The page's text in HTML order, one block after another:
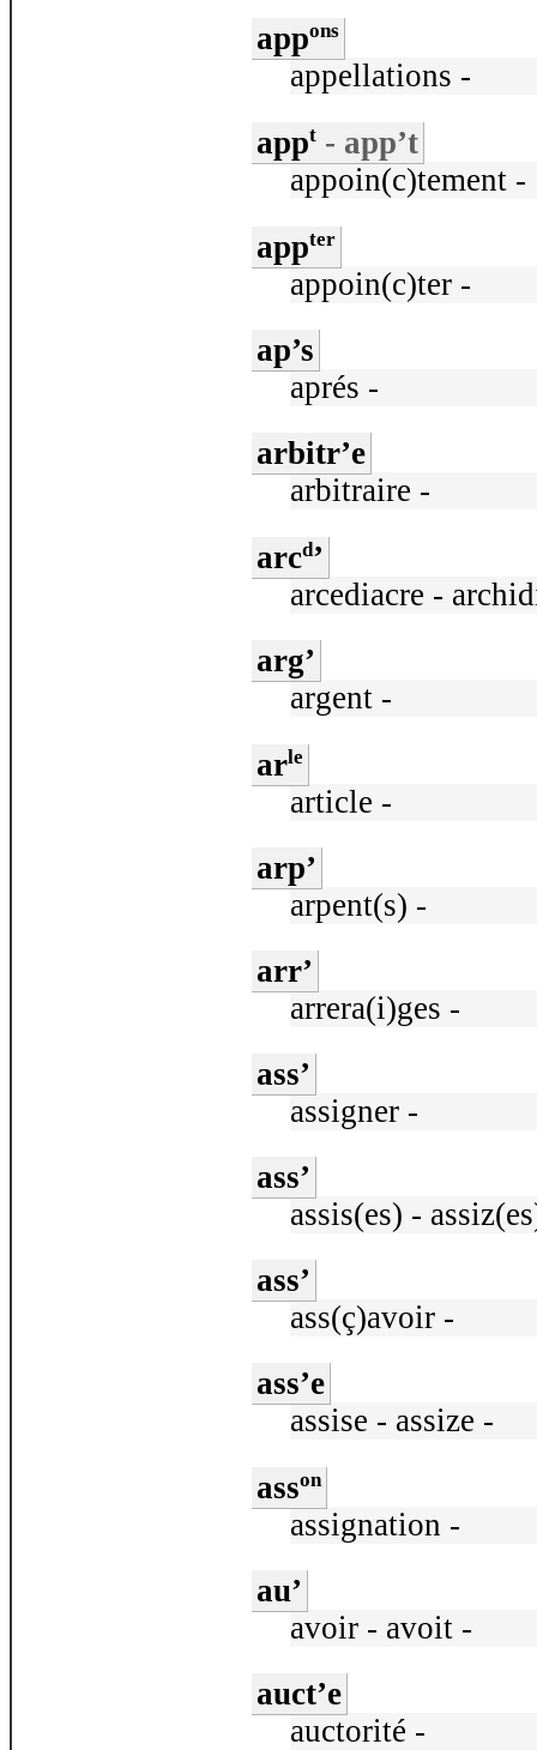
appons
appellations -
appt - app’t
appoin(c)tement -
appter
appoin(c)ter -
ap’s
aprés -
arbitr’e
arbitraire -
arcd’
arcediacre -
arg’
argent -
arle
article -
arp’
arpent(s) -
arr’
arrera(i)ges -
ass’
assigner -
ass’
assis(es) -
ass’
ass(ç)avoir -
ass’e
assise - assize -
asson
assignation -
au’
avoir - avoit -
auct’e
auctorité -